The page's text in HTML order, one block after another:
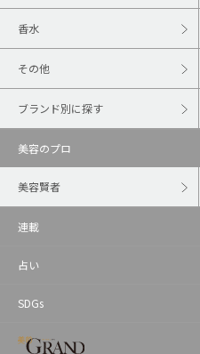
香水
その他
ブランド別に探す
美容のプロ
美容賢者
連載
占い
SDGs